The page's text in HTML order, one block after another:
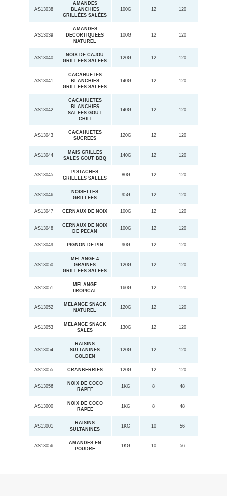
AS13038
AMANDES
BLANCHIES
GRILLÉES SALÉES
100G 12 120
AS13039
AMANDES
DECORTIQUEES
NATUREL
100G 12 120
AS13040
NOIX DE CAJOU
GRILLEES SALEES
120G 12 120
AS13041
CACAHUETES
BLANCHIES
GRILLEES SALEES
140G 12 120
AS13042
CACAHUETES
BLANCHIES
SALEES GOUT
CHILI
140G 12 120
AS13043
CACAHUETES
SUCREES
120G 12 120
AS13044
MAIS GRILLES
SALES GOUT BBQ
140G 12 120
AS13045
PISTACHES
GRILLEES SALEES
80G 12 120
AS13046
NOISETTES
GRILLEES
95G 12 120
AS13047 CERNAUX DE NOIX 100G 12 120
AS13048
CERNAUX DE NOIX
DE PECAN
100G 12 120
AS13049 PIGNON DE PIN 90G 12 120
AS13050
MELANGE 4
GRAINES
GRILLEES SALEES
120G 12 120
AS13051
MELANGE
TROPICAL
160G 12 120
AS13052
MELANGE SNACK
NATUREL
120G 12 120
AS13053
MELANGE SNACK
SALES
130G 12 120
AS13054
RAISINS
SULTANINES
GOLDEN
120G 12 120
AS13055 CRANBERRIES 120G 12 120
AS13056
NOIX DE COCO
RAPEE
1KG 8 48
AS13000
NOIX DE COCO
RAPEE
1KG 8 48
AS13001
RAISINS
SULTANINES
1KG 10 56
AS13056
AMANDES EN
POUDRE
1KG 10 56